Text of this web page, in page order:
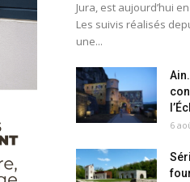
Jura, est aujourd’hui
Les suivis réalisés
une...
6